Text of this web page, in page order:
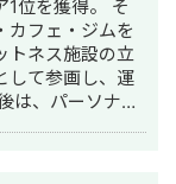
1位を獲得。 そ
カフェ・ジムを
トネス施設の立
して参画し、運